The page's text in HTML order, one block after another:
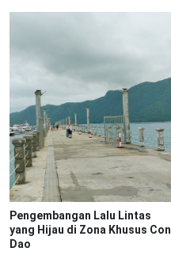
Pengembangan Lalu Lintas
yang Hijau di Zona Khusus Con
Dao